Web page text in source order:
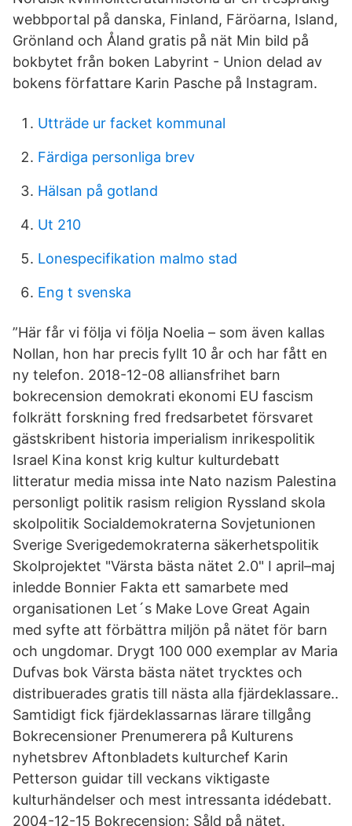
webbportal på danska, Finland, Färöarna, Island,
Grönland och Åland gratis på nät Min bild på
bokbytet från boken Labyrint - Union delad av
bokens författare Karin Pasche på Instagram.
Utträde ur facket kommunal
Färdiga personliga brev
Hälsan på gotland
Ut 210
Lonespecifikation malmo stad
Eng t svenska
”Här får vi följa vi följa Noelia – som även kallas
Nollan, hon har precis fyllt 10 år och har fått en
ny telefon. 2018-12-08 alliansfrihet barn
bokrecension demokrati ekonomi EU fascism
folkrätt forskning fred fredsarbetet försvaret
gästskribent historia imperialism inrikespolitik
Israel Kina konst krig kultur kulturdebatt
litteratur media missa inte Nato nazism Palestina
personligt politik rasism religion Ryssland skola
skolpolitik Socialdemokraterna Sovjetunionen
Sverige Sverigedemokraterna säkerhetspolitik
Skolprojektet "Värsta bästa nätet 2.0" I april–maj
inledde Bonnier Fakta ett samarbete med
organisationen Let´s Make Love Great Again
med syfte att förbättra miljön på nätet för barn
och ungdomar. Drygt 100 000 exemplar av Maria
Dufvas bok Värsta bästa nätet trycktes och
distribuerades gratis till nästa alla fjärdeklassare..
Samtidigt fick fjärdeklassarnas lärare tillgång
Bokrecensioner Prenumerera på Kulturens
nyhetsbrev Aftonbladets kulturchef Karin
Petterson guidar till veckans viktigaste
kulturhändelser och mest intressanta idédebatt.
2004-12-15 Bokrecension: Såld på nätet.